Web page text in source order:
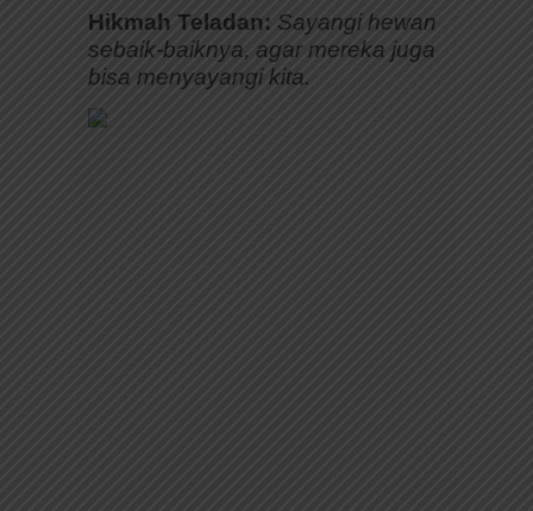
Hikmah Teladan: Sayangi hewan
sebaik-baiknya, agar mereka juga
bisa menyayangi kita.